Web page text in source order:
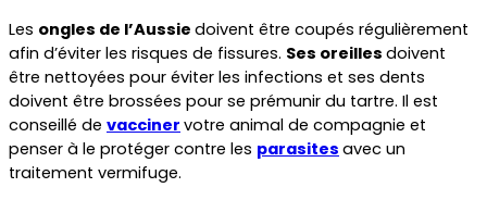
Les ongles de l’Aussie doivent être coupés régulièrement
afin d’éviter les risques de fissures. Ses oreilles doivent
être nettoyées pour éviter les infections et ses dents
doivent être brossées pour se prémunir du tartre. Il est
conseillé de vacciner votre animal de compagnie et
penser à le protéger contre les parasites avec un
traitement vermifuge.